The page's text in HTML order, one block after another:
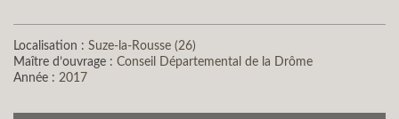
Localisation : Suze-la-Rousse (26)
Maître d’ouvrage : Conseil Départemental de la Drôme
Année : 2017